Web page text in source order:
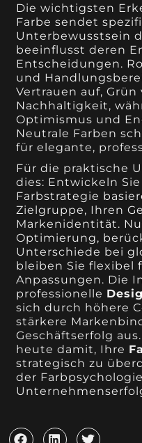
Die wichtigsten
Farbe sendet
Unterbewusstsein
beeinflusst deren
Entscheidungen.
und
Vertrauen auf,
Nachhaltigkeit,
Optimismus und
Neutrale Farben
für elegante,
Für die praktische
dies: Entwickeln
Farbstrategie
Zielgruppe, Ihren
Markenidentität.
Optimierung,
Unterschiede bei
bleiben Sie flexibel
Anpassungen. Die
professionelle
sich durch höhere
stärkere
Geschäftserfolg
heute damit, Ihre
strategisch zu
der